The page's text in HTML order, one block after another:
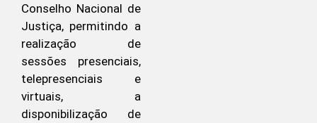
Conselho Nacional de
Justiça, permitindo a
realização de
sessões presenciais,
telepresenciais e
virtuais, a
disponibilização de